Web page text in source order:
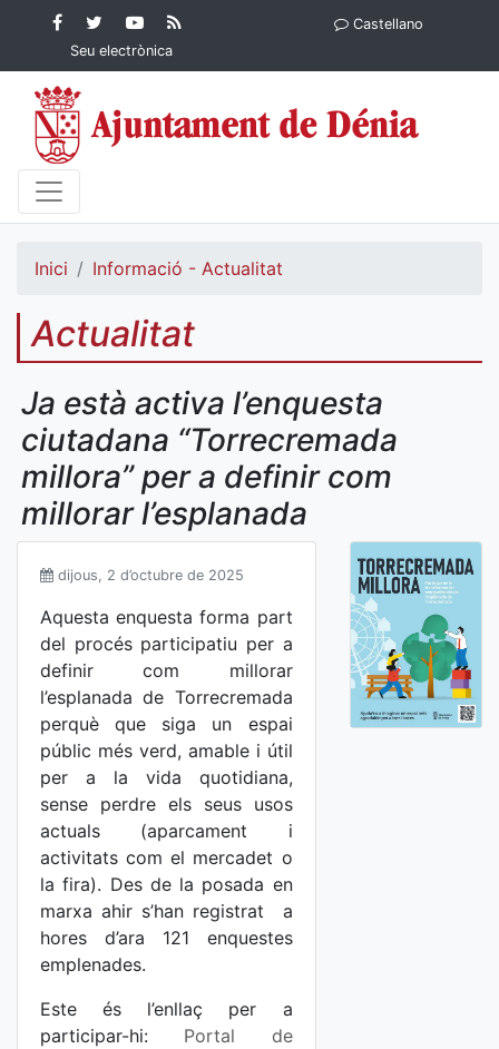
Contingut principalFacebook
Ajuntament de Dénia
Twitter
Ajuntament de
Dénia
YouTube
Ajuntament
de Dénia
Ajuntament
Seu electrònica
Castellano
Inici Informació - Actualitat
Actualitat
Ja està activa l’enquesta
ciutadana “Torrecremada
millora” per a definir com
millorar l’esplanada
dijous, 2 d’octubre de 2025
Aquesta enquesta forma part
del procés participatiu per a
definir com millorar
l’esplanada de Torrecremada
perquè que siga un espai
públic més verd, amable i útil
per a la vida quotidiana,
sense perdre els seus usos
actuals (aparcament i
activitats com el mercadet o
la fira). Des de la posada en
marxa ahir s’han registrat a
hores d’ara 121 enquestes
emplenades.
Este és l’enllaç per a
participar-hi: Portal de